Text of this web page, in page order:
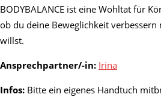
BODYBALANCE ist eine Wohltat für
ob du deine Beweglichkeit
willst.
Ansprechpartner/-in: Irina
Infos: Bitte ein eigenes Handtuch